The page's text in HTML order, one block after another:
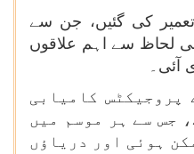
تعمیر کی گئیں، جن سے
لحاظ سے اہم علاقوں
آئی۔
پروجیکٹس کامیابی
جس سے ہر موسم میں
ہوئی اور دریاؤں